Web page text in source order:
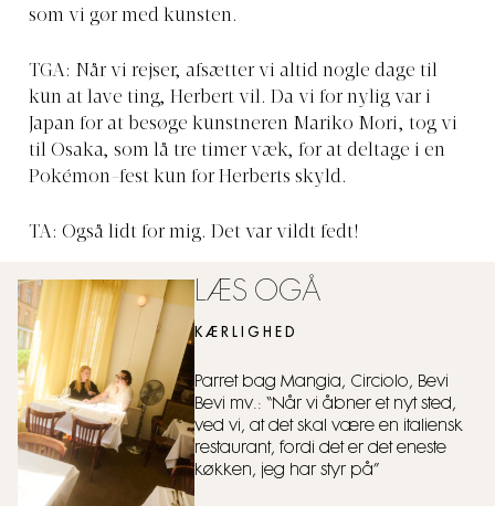
som vi gør med kunsten.
TGA: Når vi rejser, afsætter vi altid nogle dage til
kun at lave ting, Herbert vil. Da vi for nylig var i
Japan for at besøge kunstneren Mariko Mori, tog vi
til Osaka, som lå tre timer væk, for at deltage i en
Pokémon-fest kun for Herberts skyld.
TA: Også lidt for mig. Det var vildt fedt!
LÆS OGÅ
KÆRLIGHED
Parret bag Mangia, Circiolo, Bevi
Bevi mv.: “Når vi åbner et nyt sted,
ved vi, at det skal være en italiensk
restaurant, fordi det er det eneste
køkken, jeg har styr på”